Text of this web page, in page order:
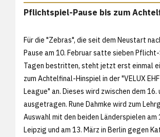
Pflichtspiel-Pause bis zum
Für die "Zebras", die seit dem Neustart
Pause am 10. Februar satte sieben
Tagen bestritten, steht jetzt erst einmal
zum Achtelfinal-Hinspiel in der "VELUX
League" an. Dieses wird zwischen dem 16.
ausgetragen. Rune Dahmke wird zum
Auswahl mit den beiden Länderspielen am
Leipzig und am 13. März in Berlin gegen